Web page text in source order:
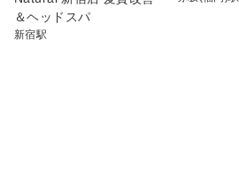
＆ヘッドスパ
新宿駅